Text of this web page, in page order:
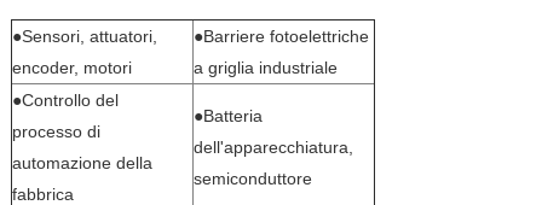
●Sensori, attuatori,
encoder, motori
●Barriere fotoelettriche
a griglia industriale
●Controllo del
processo di
automazione della
fabbrica
●Batteria
dell'apparecchiatura,
semiconduttore